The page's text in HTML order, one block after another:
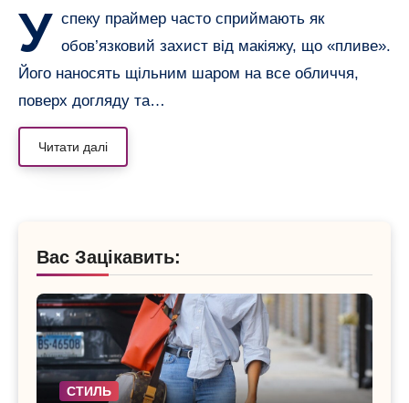
У спеку праймер часто сприймають як
обов’язковий захист від макіяжу, що «пливе».
Його наносять щільним шаром на все обличчя,
поверх догляду та…
Читати далі
Вас Зацікавить:
СТИЛЬ